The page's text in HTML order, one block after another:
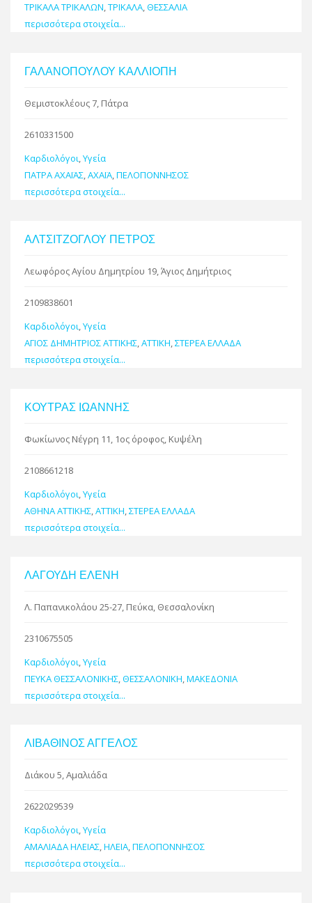
ΤΡΙΚΑΛΑ ΤΡΙΚΑΛΩΝ,ΤΡΙΚΑΛΑ,ΘΕΣΣΑΛΙΑ
περισσότερα στοιχεία...
ΓΑΛΑΝΟΠΟΥΛΟΥ ΚΑΛΛΙΟΠΗ
Θεμιστοκλέους 7, Πάτρα
2610331500
Καρδιολόγοι,Υγεία
ΠΑΤΡΑ ΑΧΑΪΑΣ,ΑΧΑΪΑ,ΠΕΛΟΠΟΝΝΗΣΟΣ
περισσότερα στοιχεία...
ΑΛΤΣΙΤΖΟΓΛΟΥ ΠΕΤΡΟΣ
Λεωφόρος Αγίου Δημητρίου 19, Άγιος Δημήτριος
2109838601
Καρδιολόγοι,Υγεία
ΑΓΙΟΣ ΔΗΜΗΤΡΙΟΣ ΑΤΤΙΚΗΣ,ΑΤΤΙΚΗ,ΣΤΕΡΕΑ ΕΛΛΑΔΑ
περισσότερα στοιχεία...
ΚΟΥΤΡΑΣ ΙΩΑΝΝΗΣ
Φωκίωνος Νέγρη 11, 1ος όροφος, Κυψέλη
2108661218
Καρδιολόγοι,Υγεία
ΑΘΗΝΑ ΑΤΤΙΚΗΣ,ΑΤΤΙΚΗ,ΣΤΕΡΕΑ ΕΛΛΑΔΑ
περισσότερα στοιχεία...
ΛΑΓΟΥΔΗ ΕΛΕΝΗ
Λ. Παπανικολάου 25-27, Πεύκα, Θεσσαλονίκη
2310675505
Καρδιολόγοι,Υγεία
ΠΕΥΚΑ ΘΕΣΣΑΛΟΝΙΚΗΣ,ΘΕΣΣΑΛΟΝΙΚΗ,ΜΑΚΕΔΟΝΙΑ
περισσότερα στοιχεία...
ΛΙΒΑΘΙΝΟΣ ΑΓΓΕΛΟΣ
Διάκου 5, Αμαλιάδα
2622029539
Καρδιολόγοι,Υγεία
ΑΜΑΛΙΑΔΑ ΗΛΕΙΑΣ,ΗΛΕΙΑ,ΠΕΛΟΠΟΝΝΗΣΟΣ
περισσότερα στοιχεία...